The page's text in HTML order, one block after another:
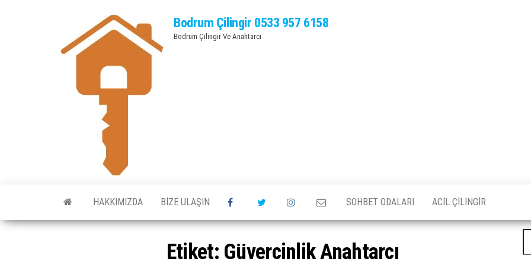
Bodrum Çilingir 0533 957 6158
Bodrum Çilingir Ve Anahtarcı
HAKKIMIZDA BIZE ULAŞIN SOHBET ODALARI ACIL ÇILINGIR
Etiket: Güvercinlik Anahtarcı